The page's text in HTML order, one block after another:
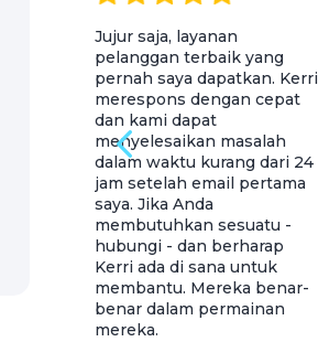
Jujur saja, layanan
pelanggan terbaik yang
pernah saya dapatkan. Kerri
merespons dengan cepat
dan kami dapat
menyelesaikan masalah
dalam waktu kurang dari 24
jam setelah email pertama
saya. Jika Anda
membutuhkan sesuatu -
hubungi - dan berharap
Kerri ada di sana untuk
membantu. Mereka benar-
benar dalam permainan
mereka.